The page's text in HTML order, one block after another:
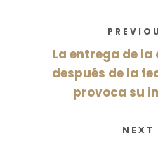
La entrega de
después de la
provoca su
NEXT